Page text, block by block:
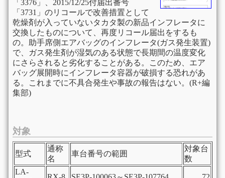
「3376」、2015/12/25付届出番号
「3731」のリコールで改善措置として
乾燥剤が入っていないタカタ製の新品インフレータに
交換したものについて、再度リコール届出をするも
の。助手席側エアバッグのインフレータ(ガス発生装置)
で、ガス発生剤が湿気のある状態で長期間の温度変化
にさらされると劣化することがある。このため、エア
バッグ展開時にインフレータ容器が破損する恐れがあ
る。これまでに不具合発生や事故の報告はない。(R+編
集部)
対象
型式
通称
名
車台番号の範囲
対象台
数
LA-